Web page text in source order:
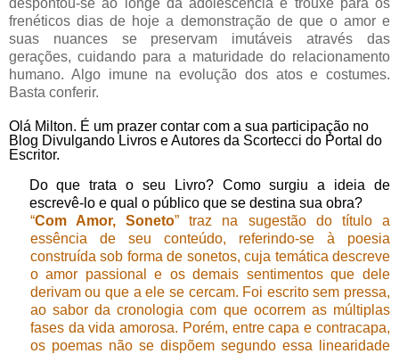
frenéticos dias de hoje a demonstração de que o amor e
suas nuances se preservam imutáveis através das
gerações, cuidando para a maturidade do relacionamento
humano. Algo imune na evolução dos atos e costumes.
Basta conferir.
Olá Milton. É um prazer contar com a sua participação no
Blog Divulgando Livros e Autores da Scortecci do Portal do
Escritor.
Do que trata o seu Livro? Como surgiu a ideia de
escrevê-lo e qual o público que se destina sua obra?
“Com Amor, Soneto” traz na sugestão do título a
essência de seu conteúdo, referindo-se à poesia
construída sob forma de sonetos, cuja temática descreve
o amor passional e os demais sentimentos que dele
derivam ou que a ele se cercam. Foi escrito sem pressa,
ao sabor da cronologia com que ocorrem as múltiplas
fases da vida amorosa. Porém, entre capa e contracapa,
os poemas não se dispõem segundo essa linearidade